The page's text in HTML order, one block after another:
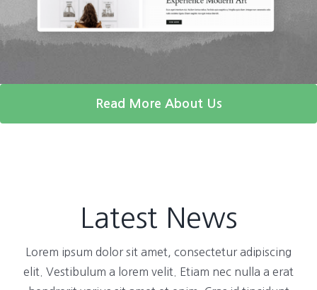
Read More About Us
Latest News
Lorem ipsum dolor sit amet, consectetur adipiscing
elit. Vestibulum a lorem velit. Etiam nec nulla a erat